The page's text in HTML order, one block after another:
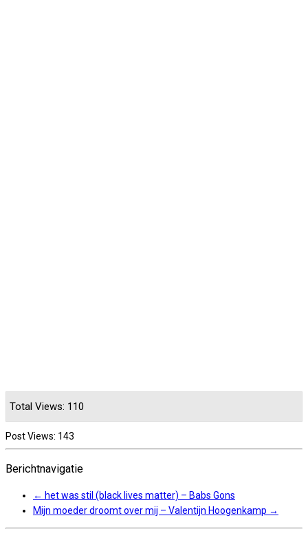
Total Views: 110
Post Views: 143
Berichtnavigatie
← het was stil (black lives matter) – Babs Gons
Mijn moeder droomt over mij – Valentijn Hoogenkamp →